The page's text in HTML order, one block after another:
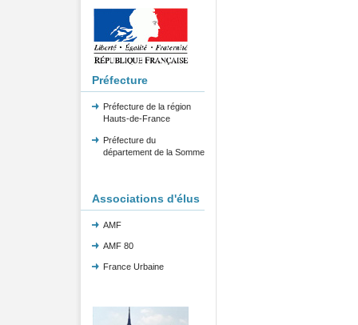
Préfecture
Préfecture de la région
Hauts-de-France
Préfecture du
département de la Somme
Associations d'élus
AMF
AMF 80
France Urbaine